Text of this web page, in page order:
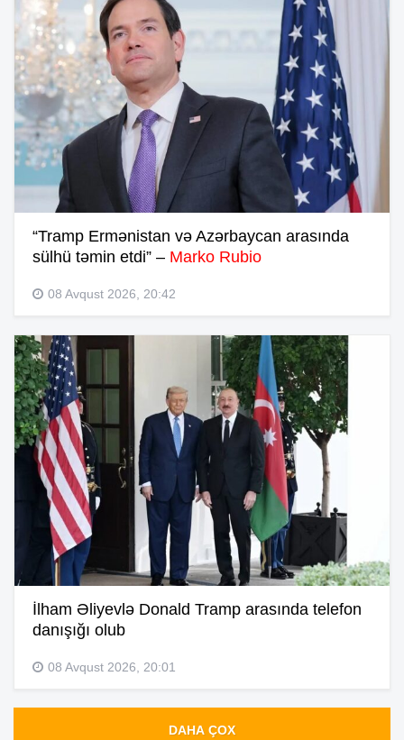
“Tramp Ermənistan və Azərbaycan arasında
sülhü təmin etdi” – Marko Rubio
08 Avqust 2026, 20:42
İlham Əliyevlə Donald Tramp arasında telefon
danışığı olub
08 Avqust 2026, 20:01
DAHA ÇOX